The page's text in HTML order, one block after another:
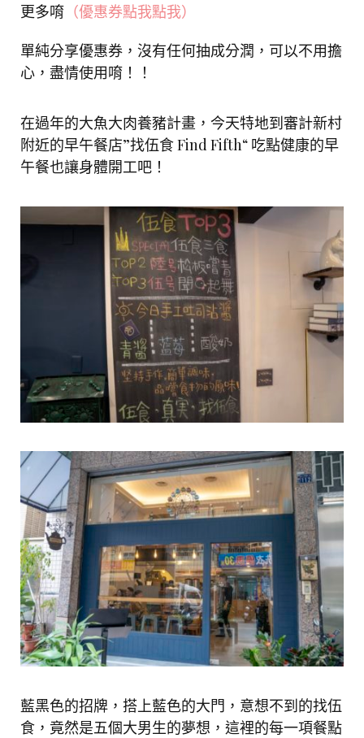
更多唷 （優惠券點我點我）
單純分享優惠券，沒有任何抽成分潤，可以不用擔
心，盡情使用唷！！
在過年的大魚大肉養豬計畫，今天特地到審計新村
附近的早午餐店”找伍食 Find Fifth“ 吃點健康的早
午餐也讓身體開工吧！
藍黑色的招牌，搭上藍色的大門，意想不到的找伍
食，竟然是五個大男生的夢想，這裡的每一項餐點